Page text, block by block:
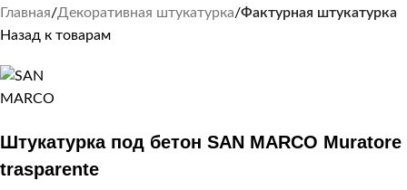
Главная Декоративная штукатурка Фактурная штукатурка
Назад к товарам
Штукатурка под бетон SAN MARCO Muratore
trasparente